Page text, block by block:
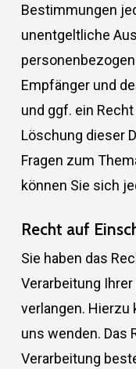
Bestimmungen
unentgeltliche
Empfänger und
und ggf. ein
Löschung dieser
Fragen zum
können Sie sich
Recht auf
Sie haben das
Verarbeitung
verlangen. Hierzu
uns wenden. Das
Verarbeitung